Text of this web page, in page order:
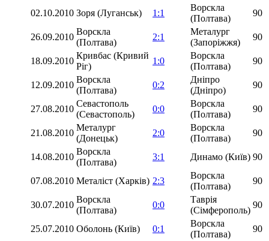
02.10.2010 Зоря (Луганськ) 1:1
Ворскла
(Полтава)
90
26.09.2010
Ворскла
(Полтава)
2:1
Металург
(Запоріжжя)
90
18.09.2010
Кривбас (Кривий
Ріг)
1:0
Ворскла
(Полтава)
90
12.09.2010
Ворскла
(Полтава)
0:2
Дніпро
(Дніпро)
90
27.08.2010
Севастополь
(Севастополь)
0:0
Ворскла
(Полтава)
90
21.08.2010
Металург
(Донецьк)
2:0
Ворскла
(Полтава)
90
14.08.2010
Ворскла
(Полтава)
3:1 Динамо (Київ) 90
07.08.2010 Металіст (Харків) 2:3
Ворскла
(Полтава)
90
30.07.2010
Ворскла
(Полтава)
0:0
Таврія
(Сімферополь)
90
25.07.2010 Оболонь (Київ) 0:1
Ворскла
(Полтава)
90